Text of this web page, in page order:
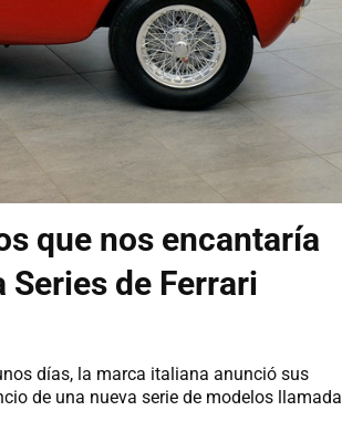
que nos encantaría
Series de Ferrari
días, la marca italiana anunció sus
de una nueva serie de modelos llamada